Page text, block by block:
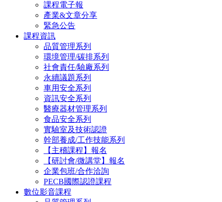
課程電子報
產業&文章分享
緊急公告
課程資訊
品質管理系列
環境管理/碳排系列
社會責任/驗廠系列
永續議題系列
車用安全系列
資訊安全系列
醫療器材管理系列
食品安全系列
實驗室及技術認證
幹部養成/工作技能系列
【主稽課程】報名
【研討會/微講堂】報名
企業包班/合作洽詢
PECB國際認證課程
數位影音課程